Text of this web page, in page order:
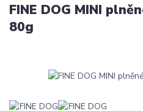
FINE DOG MINI
80g